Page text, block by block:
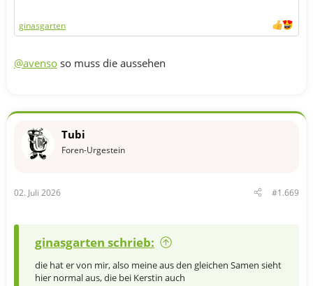
ginasgarten
@avenso so muss die aussehen
Tubi
Foren-Urgestein
02. Juli 2026 #1.669
ginasgarten schrieb:
die hat er von mir, also meine aus den gleichen Samen sieht
hier normal aus, die bei Kerstin auch